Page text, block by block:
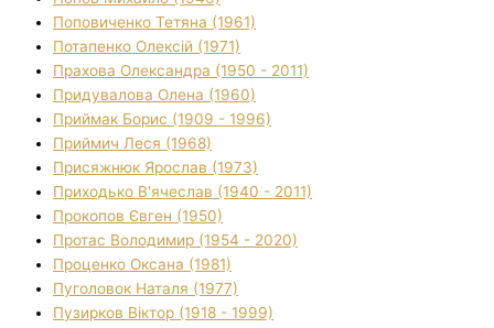
Поповиченко Тетяна (1961)
Потапенко Олексій (1971)
Прахова Олександра (1950 - 2011)
Придувалова Олена (1960)
Приймак Борис (1909 - 1996)
Приймич Леся (1968)
Присяжнюк Ярослав (1973)
Приходько В'ячеслав (1940 - 2011)
Прокопов Євген (1950)
Протас Володимир (1954 - 2020)
Проценко Оксана (1981)
Пуголовок Наталя (1977)
Пузирков Віктор (1918 - 1999)